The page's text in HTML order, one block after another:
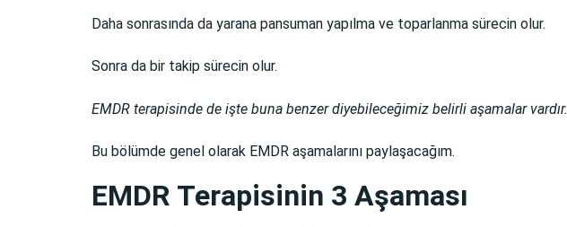
Daha sonrasında da yarana pansuman yapılma ve toparlanma sürecin olur.
Sonra da bir takip sürecin olur.
EMDR terapisinde de işte buna benzer diyebileceğimiz belirli aşamalar vardır.
Bu bölümde genel olarak EMDR aşamalarını paylaşacağım.
EMDR Terapisinin 3 Aşaması